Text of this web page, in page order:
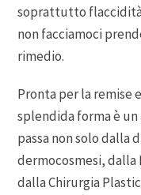
soprattutto flaccidità
non facciamoci
rimedio.
Pronta per la remise
splendida forma è un
passa non solo dalla
dermocosmesi, dalla
dalla Chirurgia